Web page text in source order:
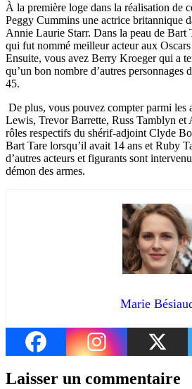
À la première loge dans la réalisation de
Peggy Cummins une actrice britannique
Annie Laurie Starr. Dans la peau de Bart
qui fut nommé meilleur acteur aux
Ensuite, vous avez Berry Kroeger qui a
qu’un bon nombre d’autres personnages
45.
De plus, vous pouvez compter parmi les
Lewis, Trevor Barrette, Russ Tamblyn et
rôles respectifs du shérif-adjoint Clyde
Bart Tare lorsqu’il avait 14 ans et Ruby
d’autres acteurs et figurants sont
démon des armes.
Marie
Laisser un commentaire